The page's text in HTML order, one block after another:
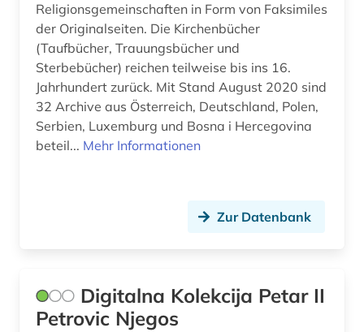
serbisch (1)
slavistik (1)
slawistik (2)
slowenien (1)
sterbebuch (1)
trauungsbuch (1)
umweltinformation (1)
Religionsgemeinschaften in Form von Faksimiles
der Originalseiten. Die Kirchenbücher
(Taufbücher, Trauungsbücher und
Sterbebücher) reichen teilweise bis ins 16.
Jahrhundert zurück. Mit Stand August 2020 sind
32 Archive aus Österreich, Deutschland, Polen,
Serbien, Luxemburg und Bosna i Hercegovina
beteil... Mehr Informationen
Zur Datenbank
Digitalna Kolekcija Petar II
Petrovic Njegos